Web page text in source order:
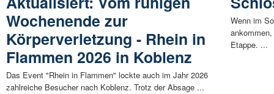
Wochenende zur
Körperverletzung - Rhein in
Flammen 2026 in Koblenz
Das Event "Rhein in Flammen" lockte auch im Jahr 2026
zahlreiche Besucher nach Koblenz. Trotz der Absage ...
Wenn im
Etappe. ...